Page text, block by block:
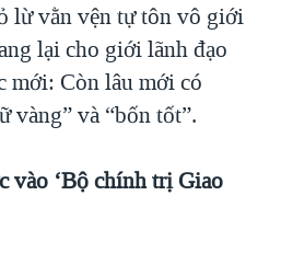
lừ vằn vện tự tôn vô giới
lại cho giới lãnh đạo
mới: Còn lâu mới có
vàng” và “bốn tốt”.
vào ‘Bộ chính trị Giao